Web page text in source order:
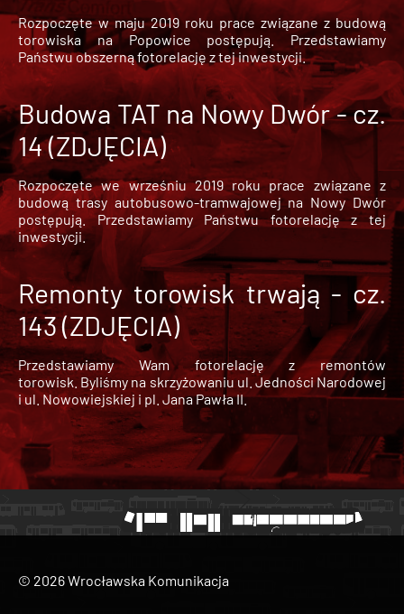
Rozpoczęte w maju 2019 roku prace związane z budową
torowiska na Popowice
postępują. Przedstawiamy
Państwu obszerną fotorelację z tej inwestycji.
Budowa TAT na Nowy Dwór - cz.
14 (ZDJĘCIA)
Rozpoczęte we wrześniu 2019 roku prace związane z
budową trasy autobusowo-tramwajowej na Nowy Dwór
postępują. Przedstawiamy Państwu fotorelację z tej
inwestycji.
Remonty torowisk trwają - cz.
143 (ZDJĘCIA)
Przedstawiamy Wam fotorelację z remontów
torowisk. Byliśmy na skrzyżowaniu ul. Jedności Narodowej
i ul. Nowowiejskiej i pl. Jana Pawła II.
© 2026 Wrocławska Komunikacja